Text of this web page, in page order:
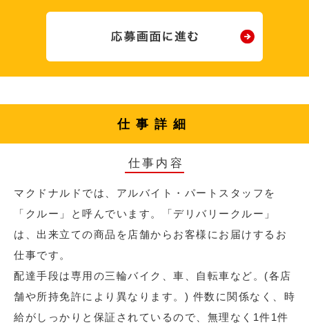
仕事詳細
仕事内容
マクドナルドでは、アルバイト・パートスタッフを
「クルー」と呼んでいます。「デリバリークルー」
は、出来立ての商品を店舗からお客様にお届けするお
仕事です。
配達手段は専用の三輪バイク、車、自転車など。(各店
舗や所持免許により異なります。) 件数に関係なく、時
給がしっかりと保証されているので、無理なく1件1件